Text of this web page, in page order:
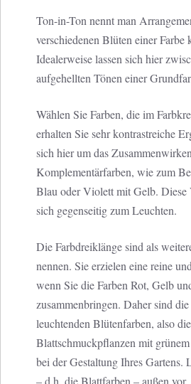
Ton-in-Ton nennt man
verschiedenen Blüten einer Farbe
Idealerweise lassen sich hier
aufgehellten Tönen einer
Wählen Sie Farben, die im
erhalten Sie sehr kontrastreiche
sich hier um das
Komplementärfarben, wie zum
Blau oder Violett mit Gelb. Diese
sich gegenseitig zum Leuchten.
Die Farbdreiklänge sind als
nennen. Sie erzielen eine reine
wenn Sie die Farben Rot, Gelb
zusammenbringen. Daher sind
leuchtenden Blütenfarben, also die
Blattschmuckpflanzen mit
bei der Gestaltung Ihres Gartens.
– d.h. die Blattfarben – außen